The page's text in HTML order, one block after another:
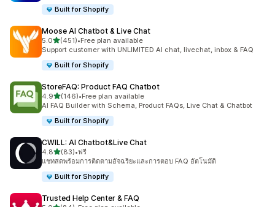
Built for Shopify
Moose AI Chatbot & Live Chat
5.0เต็ม 5 ดาว
(451)
ทั้งหมด 451 รีวิว
•Free plan available
Support customer with UNLIMITED AI chat, livechat, inbox & FAQ
Built for Shopify
StoreFAQ: Product FAQ Chatbot
4.9เต็ม 5 ดาว
(146)
ทั้งหมด 146 รีวิว
•Free plan available
AI FAQ Builder with Schema, Product FAQs, Live Chat & Chatbot
Built for Shopify
CWILL: AI Chatbot&Live Chat
4.8เต็ม 5 ดาว
(83)
ทั้งหมด 83 รีวิว
•ฟรี
แชทสดพร้อมการติดตามอัจฉริยะและการตอบ FAQ อัตโนมัติ
Built for Shopify
Trusted Help Center & FAQ